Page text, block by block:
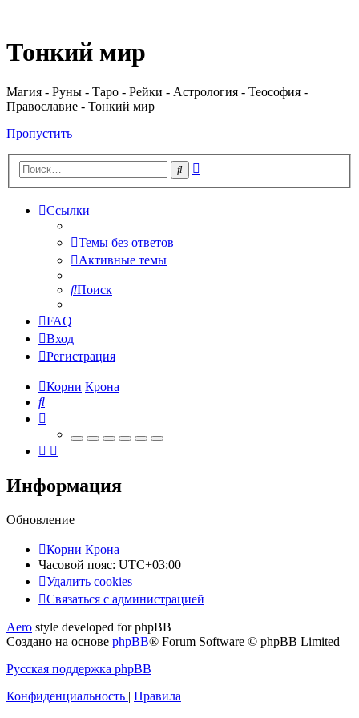
Тонкий мир
Магия - Руны - Таро - Рейки - Астрология - Теософия -
Православие - Тонкий мир
Пропустить
Поиск
Ссылки
Темы без ответов
Активные темы
Поиск
FAQ
Вход
Регистрация
Корни Крона
Поиск
Информация
Обновление
Корни Крона
Часовой пояс: UTC+03:00
Удалить cookies
Связаться
администрацией
Связаться с администрацией
Aero style developed for phpBB
Создано на основе phpBB® Forum Software © phpBB Limited
Русская поддержка phpBB
Конфиденциальность | Правила